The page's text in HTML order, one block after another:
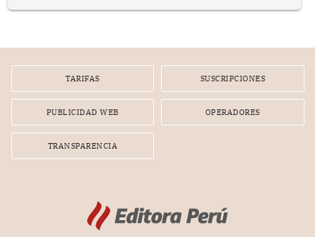
TARIFAS SUSCRIPCIONES
PUBLICIDAD WEB OPERADORES
TRANSPARENCIA